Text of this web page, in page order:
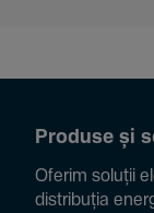
Produse și
Oferim soluții
distribuția